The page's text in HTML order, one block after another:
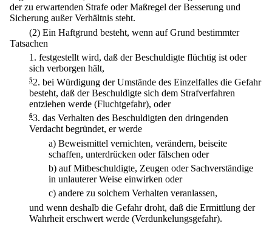
der zu erwartenden Strafe oder Maßregel der Besserung und
Sicherung außer Verhältnis steht.
(2) Ein Haftgrund besteht, wenn auf Grund bestimmter
Tatsachen
1. festgestellt wird, daß der Beschuldigte flüchtig ist oder
sich verborgen hält,
52. bei Würdigung der Umstände des Einzelfalles die Gefahr
besteht, daß der Beschuldigte sich dem Strafverfahren
entziehen werde (Fluchtgefahr), oder
63. das Verhalten des Beschuldigten den dringenden
Verdacht begründet, er werde
a) Beweismittel vernichten, verändern, beiseite
schaffen, unterdrücken oder fälschen oder
b) auf Mitbeschuldigte, Zeugen oder Sachverständige
in unlauterer Weise einwirken oder
c) andere zu solchem Verhalten veranlassen,
und wenn deshalb die Gefahr droht, daß die Ermittlung der
Wahrheit erschwert werde (Verdunkelungsgefahr).